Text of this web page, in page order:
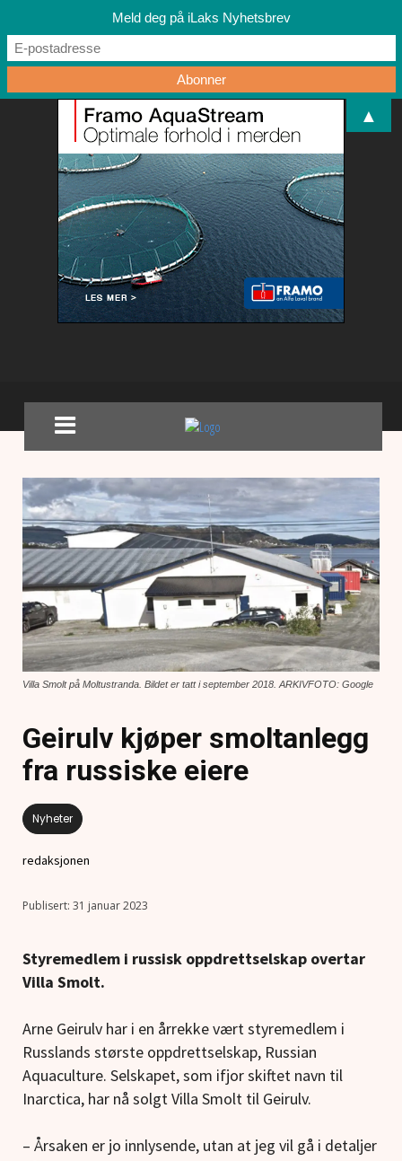
Villa Smolt på Moltustranda. Bildet er tatt i september 2018. ARKIVFOTO: Google
Geirulv kjøper smoltanlegg
fra russiske eiere
Nyheter
redaksjonen
31 januar 2023
Styremedlem i russisk oppdrettselskap overtar
Villa Smolt.
Arne Geirulv har i en årrekke vært styremedlem i
Russlands største oppdrettselskap, Russian
Aquaculture. Selskapet, som ifjor skiftet navn til
Inarctica, har nå solgt Villa Smolt til Geirulv.
– Årsaken er jo innlysende, utan at jeg vil gå i detaljer
Meld deg på iLaks Nyhetsbrev
▲